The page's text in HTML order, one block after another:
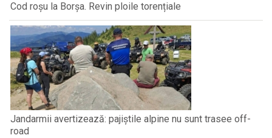
Cod roșu la Borșa. Revin ploile torențiale
Jandarmii avertizează: pajiștile alpine nu sunt trasee off-
road